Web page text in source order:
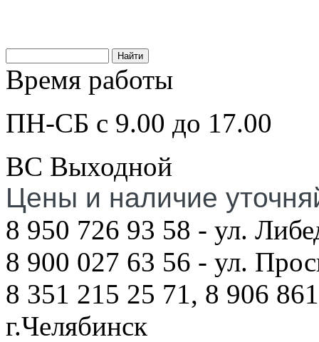
Время работы
ПН-СБ с 9.00 до 17.00
ВС Выходной
Цены и наличие
8 950 726 93 58 - ул.
8 900 027 63 56 - ул.
8 351 215 25 71, 8 906
г.Челябинск